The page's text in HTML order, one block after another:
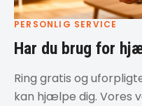
PERSONLIG SERVICE
Har du brug for
Ring gratis og
kan hjælpe dig. Vores